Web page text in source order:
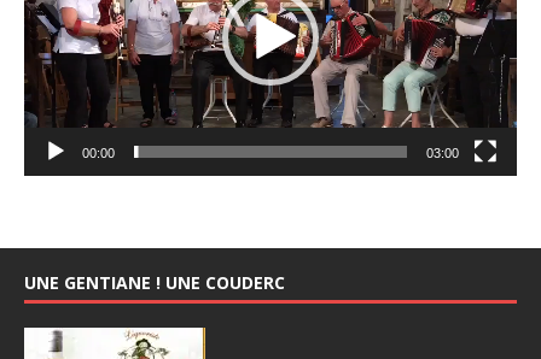
00:00 03:00
UNE GENTIANE ! UNE COUDERC